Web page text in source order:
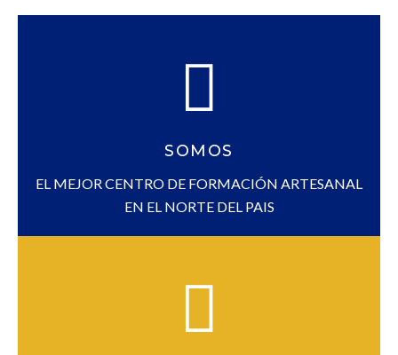
SOMOS
EL MEJOR CENTRO DE FORMACIÓN ARTESANAL
EN EL NORTE DEL PAIS